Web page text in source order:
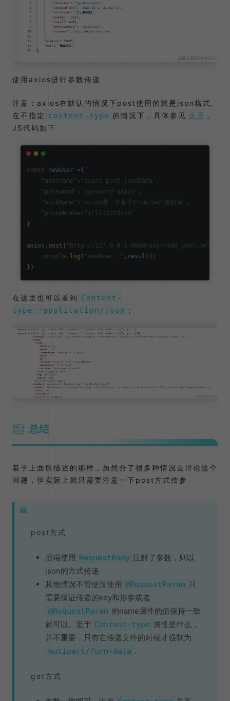
使用axios进行参数传递
注意：axios在默认的情况下post使用的就是json格式,
在不指定
content-type 的情况下，具体参见 这里 。
JS代码如下
const newUser ={
"username" : 'axios-post-jsonData' ,
"password" : "password-axios" ,
"nickName" : "axios是一个基于Promise封装的库" ,
"phoneNumber" : "1112223344"
}
axios. post ( "http://127.0.0.1:8080/user/add_user.do"
console . log ( "newUser =" ,result);
在这里也可以看到
Content-
type:'application/json
;
总结
基于上面所描述的那样，虽然分了很多种情况去讨论这个
问题，但实际上就只需要注意一下post方式传参
post方式
后端使用 RequestBody 注解了参数，则以
json的方式传递
其他情况不管使没使用 @RequestParam 只
需要保证传递的key和形参或者
@RequestParam 的name属性的值保持一致
就可以。至于 Content-type 属性是什么，
并不重要，只有在传递文件的时候才强制为
mutipart/form-data .
get方式